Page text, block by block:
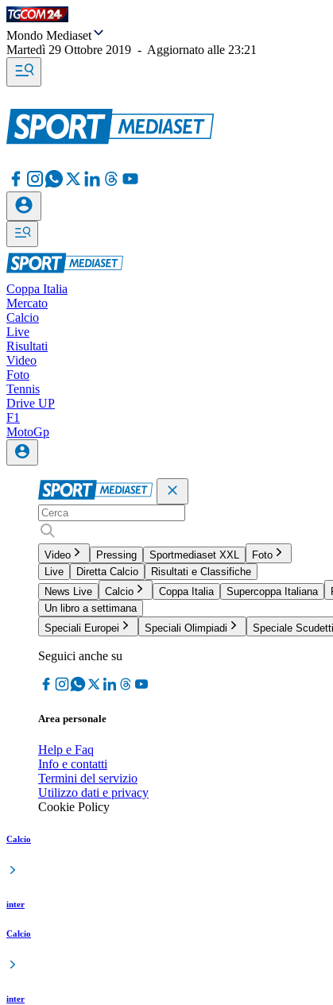
Mondo Mediaset
Martedì 29 Ottobre 2019 - Aggiornato alle 23:21
Coppa Italia
Mercato
Calcio
Live
Risultati
Video
Foto
Tennis
Drive UP
F1
MotoGp
Video Pressing Sportmediaset XXL
Foto
Live
Diretta Calcio
Risultati e Classifiche
News Live
Calcio Coppa Italia Supercoppa Italiana
Un libro a settimana
Speciali Europei
Speciali Olimpiadi Speciale Scudetti
Seguici anche su
Area personale
Help e Faq
Info e contatti
Termini del servizio
Utilizzo dati e privacy
Cookie Policy
Calcio
inter
Calcio
inter